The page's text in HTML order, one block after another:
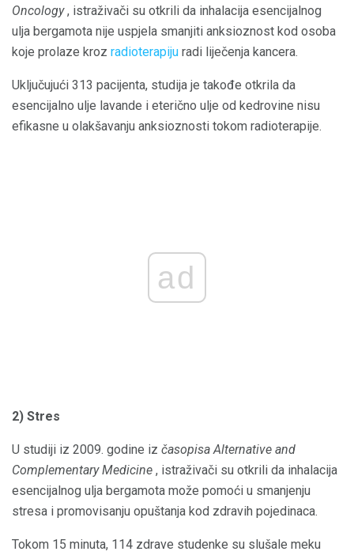
Oncology, istraživači su otkrili da inhalacija esencijalnog
ulja bergamota nije uspjela smanjiti anksioznost kod osoba
koje prolaze kroz radioterapiju radi liječenja kancera.
Uključujući 313 pacijenta, studija je takođe otkrila da
esencijalno ulje lavande i eterično ulje od kedrovine nisu
efikasne u olakšavanju anksioznosti tokom radioterapije.
ad
2) Stres
U studiji iz 2009. godine iz časopisa Alternative and
Complementary Medicine , istraživači su otkrili da inhalacija
esencijalnog ulja bergamota može pomoći u smanjenju
stresa i promovisanju opuštanja kod zdravih pojedinaca.
Tokom 15 minuta, 114 zdrave studenke su slušale meku